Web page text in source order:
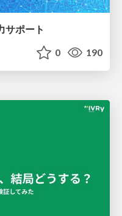
サポート
0 190